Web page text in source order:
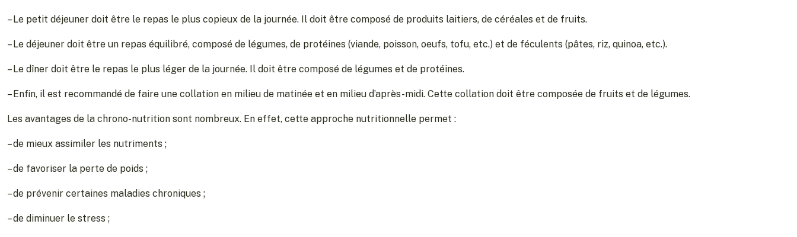
– Le petit déjeuner doit être le repas le plus copieux de la journée. Il doit être composé de produits laitiers, de céréales et de fruits.
– Le déjeuner doit être un repas équilibré, composé de légumes, de protéines (viande, poisson, oeufs, tofu, etc.) et de féculents (pâtes, riz, quinoa, etc.).
– Le dîner doit être le repas le plus léger de la journée. Il doit être composé de légumes et de protéines.
– Enfin, il est recommandé de faire une collation en milieu de matinée et en milieu d’après-midi. Cette collation doit être composée de fruits et de légumes.
Les avantages de la chrono-nutrition sont nombreux. En effet, cette approche nutritionnelle permet :
– de mieux assimiler les nutriments ;
– de favoriser la perte de poids ;
– de prévenir certaines maladies chroniques ;
– de diminuer le stress ;